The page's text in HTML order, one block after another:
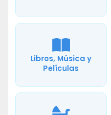
Libros, Música y
Películas